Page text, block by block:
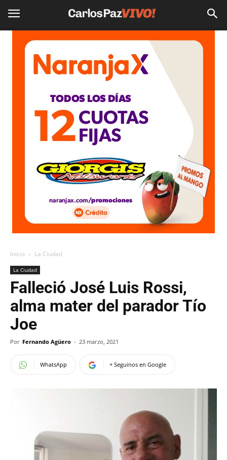
Inicio La Ciudad
La Ciudad
Falleció José Luis Rossi,
alma mater del parador Tío
Joe
Por Fernando Agüero - 23 marzo, 2021
WhatsApp + Seguinos en Google